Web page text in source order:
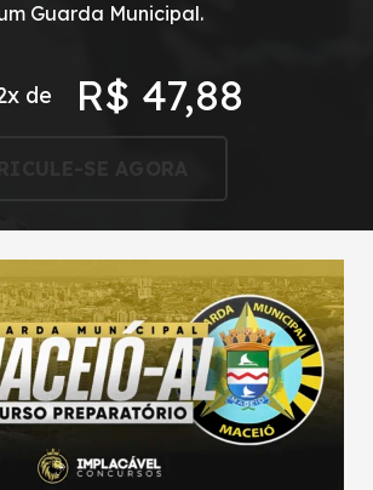
Guarda Municipal.
de R$ 47,88
SE AGORA